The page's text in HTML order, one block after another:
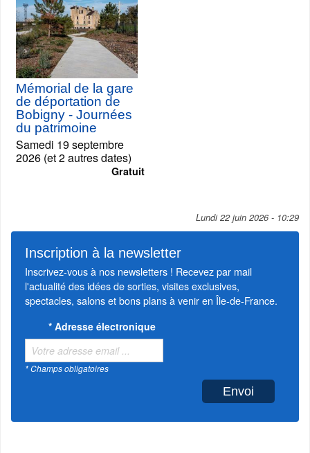
Mémorial de la gare
de déportation de
Bobigny - Journées
du patrimoine
Samedi 19 septembre
2026 (et 2 autres dates)
Gratuit
Lundi 22 juin 2026 - 10:29
Inscription à la newsletter
Inscrivez-vous à nos newsletters ! Recevez par mail
l'actualité des idées de sorties, visites exclusives,
spectacles, salons et bons plans à venir en Île-de-France.
* Adresse électronique
* Champs obligatoires